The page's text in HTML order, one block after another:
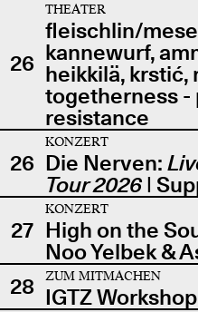
26
THEATER
fleischlin/
kannewurf,
heikkilä, krstić,
togetherness -
resistance
26
KONZERT
Die Nerven:
Tour 2026|
27
KONZERT
High on the
Noo Yelbek &
28
ZUM MITMACHEN
IGTZ Workshop